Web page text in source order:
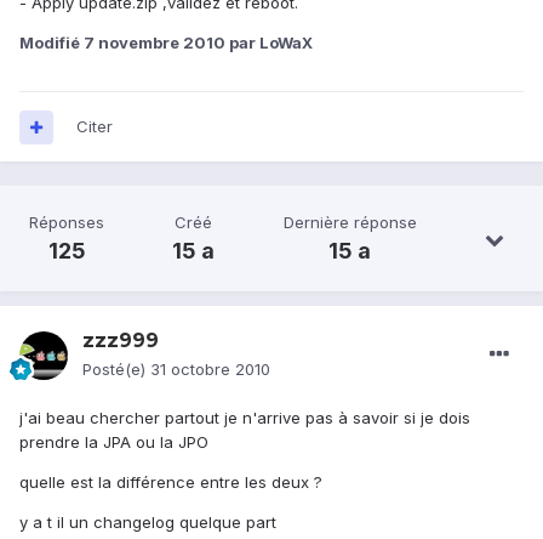
Modifié 7 novembre 2010 par LoWaX
Citer
Réponses
125
Créé
15 a
Dernière réponse
15 a
zzz999
Posté(e) 31 octobre 2010
j'ai beau chercher partout je n'arrive pas à savoir si je dois
prendre la JPA ou la JPO
quelle est la différence entre les deux ?
y a t il un changelog quelque part